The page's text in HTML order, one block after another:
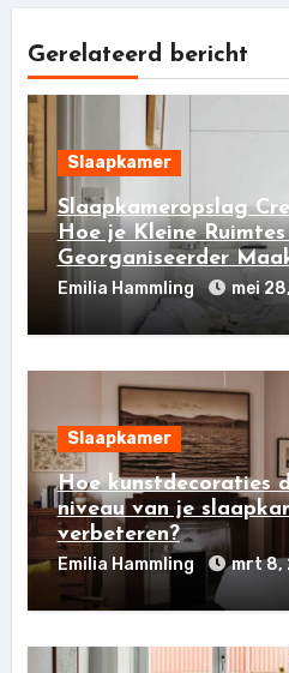
Gerelateerd bericht
Slaapkamer
Slaapkameropslag
Hoe je Kleine
Georganiseerder
Emilia Hammling mei
Slaapkamer
Hoe kunstdecoraties
niveau van je
verbeteren?
Emilia Hammling mrt 8,